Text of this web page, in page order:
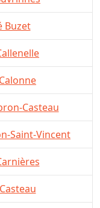
Buzet
Casteau
Saint-Vincent